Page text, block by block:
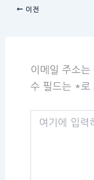
이전
이메일 주소는
수 필드는 *로